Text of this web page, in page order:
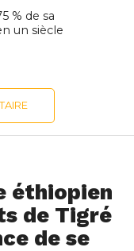
% de sa
un siècle
éthiopien
de Tigré
de se